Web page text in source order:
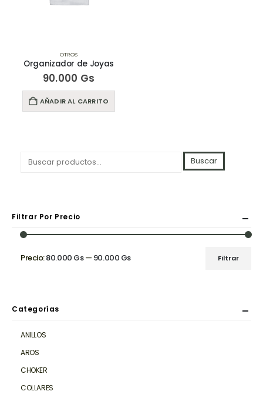
OTROS
Organizador de Joyas
90.000 Gs
AÑADIR AL CARRITO
Buscar
Filtrar Por Precio
Filtrar
Precio:80.000 Gs— 90.000 Gs
Categorías
ANILLOS
AROS
CHOKER
COLLARES